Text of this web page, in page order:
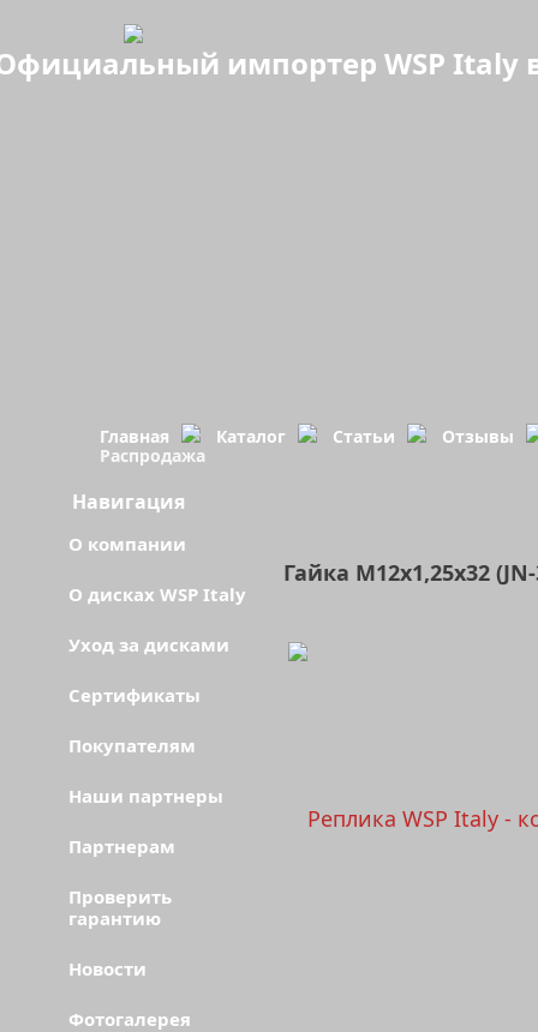
импортер WSP Italy
Главная Каталог Статьи
Отзывы
Распродажа
Гайка М12х1,25х32
Навигация
О компании
О дисках WSP Italy
Уход за дисками
Сертификаты
Покупателям
Наши партнеры
Партнерам
Проверить
гарантию
Новости
Фотогалерея